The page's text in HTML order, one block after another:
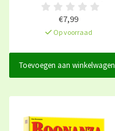
€7,99
Op voorraad
Toevoegen aan winkelwagen